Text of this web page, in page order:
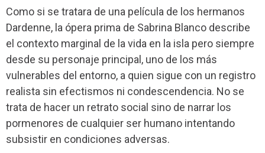
Como si se tratara de una película de los hermanos
Dardenne, la ópera prima de Sabrina Blanco describe
el contexto marginal de la vida en la isla pero siempre
desde su personaje principal, uno de los más
vulnerables del entorno, a quien sigue con un registro
realista sin efectismos ni condescendencia. No se
trata de hacer un retrato social sino de narrar los
pormenores de cualquier ser humano intentando
subsistir en condiciones adversas.